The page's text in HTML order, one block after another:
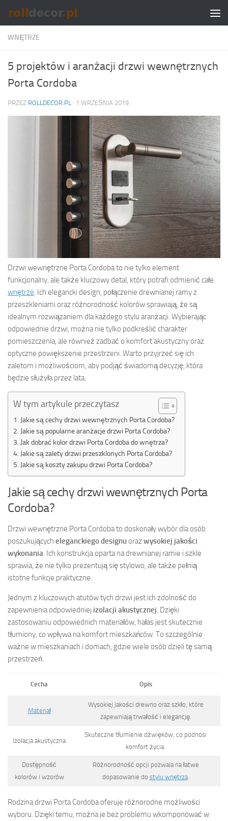
Skip to content
WNĘTRZE
5 projektów i aranżacji drzwi wewnętrznych
Porta Cordoba
PRZEZ ROLLDECOR.PL · 1 WRZEŚNIA 2019
Drzwi wewnętrzne Porta Cordoba to nie tylko element
funkcjonalny, ale także kluczowy detal, który potrafi odmienić całe
wnętrze. Ich elegancki design, połączenie drewnianej ramy z
przeszkleniami oraz różnorodność kolorów sprawiają, że są
idealnym rozwiązaniem dla każdego stylu aranżacji. Wybierając
odpowiednie drzwi, można nie tylko podkreślić charakter
pomieszczenia, ale również zadbać o komfort akustyczny oraz
optyczne powiększenie przestrzeni. Warto przyjrzeć się ich
zaletom i możliwościom, aby podjąć świadomą decyzję, która
będzie służyła przez lata.
W tym artykule przeczytasz
Jakie są cechy drzwi wewnętrznych Porta Cordoba?
Jakie są popularne aranżacje drzwi Porta Cordoba?
Jak dobrać kolor drzwi Porta Cordoba do wnętrza?
Jakie są zalety drzwi przeszklonych Porta Cordoba?
Jakie są koszty zakupu drzwi Porta Cordoba?
Jakie są cechy drzwi wewnętrznych Porta
Cordoba?
Drzwi wewnętrzne Porta Cordoba to doskonały wybór dla osób
poszukujących eleganckiego designuorazwysokiej jakości
wykonania. Ich konstrukcja oparta na drewnianej ramie i szkle
sprawia, że nie tylko prezentują się stylowo, ale także pełnią
istotne funkcje praktyczne.
Jednym z kluczowych atutów tych drzwi jest ich zdolność do
zapewnienia odpowiedniej izolacji akustycznej. Dzięki
zastosowaniu odpowiednich materiałów, hałas jest skutecznie
tłumiony, co wpływa na komfort mieszkańców. To szczególnie
ważne w mieszkaniach i domach, gdzie wiele osób dzieli tę samą
przestrzeń.
Cecha Opis
Materiał
Wysokiej jakości drewno oraz szkło, które
zapewniają trwałość i elegancję.
Izolacja akustyczna
Skuteczne tłumienie dźwięków, co podnosi
komfort życia.
Dostępność
kolorów i wzorów
Różnorodność opcji pozwala na łatwe
dopasowanie do stylu wnętrza.
Rodzina drzwi Porta Cordoba oferuje różnorodne możliwości
wyboru. Dzięki temu, można je bez problemu wkomponować w